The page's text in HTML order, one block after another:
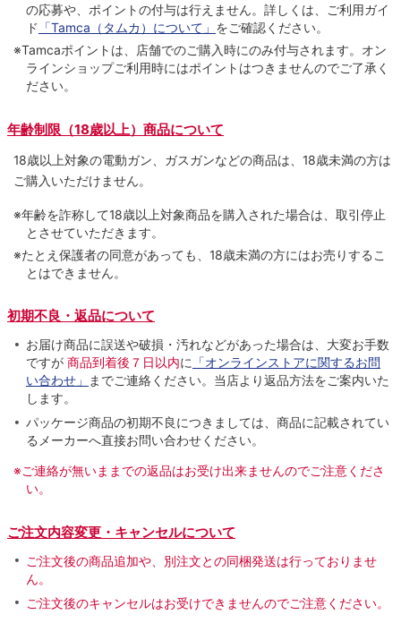
の応募や、ポイントの付与は⾏えません。詳しくは、ご利⽤ガイ
ド 「Tamca（タムカ）について」 をご確認ください。
※Tamcaポイントは、店舗でのご購⼊時にのみ付与されます。オン
ラインショップご利用時にはポイントはつきませんのでご了承く
ださい。
年齢制限（18歳以上）商品について
18歳以上対象の電動ガン、ガスガンなどの商品は、18歳未満の方は
ご購入いただけません。
※年齢を詐称して18歳以上対象商品を購入された場合は、取引停止
とさせていただきます。
※たとえ保護者の同意があっても、18歳未満の方にはお売りするこ
とはできません。
初期不良・返品について
お届け商品に誤送や破損・汚れなどがあった場合は、大変お手数
ですが 商品到着後７日以内に 「オンラインストアに関するお問
い合わせ」 までご連絡ください。当店より返品方法をご案内いた
します。
パッケージ商品の初期不良につきましては、商品に記載されてい
るメーカーへ直接お問い合わせください。
※ご連絡が無いままでの返品はお受け出来ませんのでご注意くださ
い。
ご注文内容変更・キャンセルについて
ご注文後の商品追加や、別注文との同梱発送は行っておりませ
ん。
ご注文後のキャンセルはお受けできませんのでご注意ください。